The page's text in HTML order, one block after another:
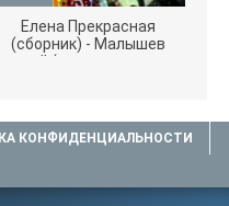
Елена Прекрасная
(сборник) - Малышев
(книги полностью
КОНФИДЕНЦИАЛЬНОСТИ